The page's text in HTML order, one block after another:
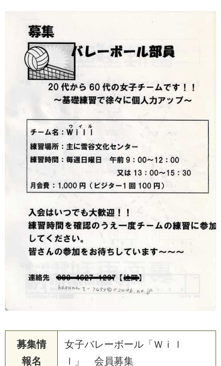
募集情
報名
女子バレーボール「Ｗｉｌ
ｌ」 会員募集